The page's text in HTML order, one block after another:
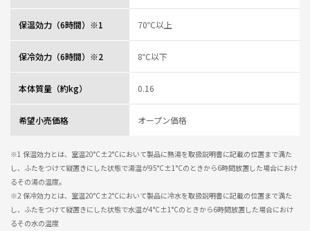
レビュー一覧
保温効力（6時間）※1 70℃以上
保冷効力（6時間）※2 8℃以下
本体質量（約kg） 0.16
希望小売価格 オープン価格
※1 保温効力とは、室温20°C±2°Cにおいて製品に熱湯を取扱説明書に記載の位置まで満た
し、ふたをつけて縦置きにした状態で湯温が95°C±1°Cのときから6時間放置した場合におけ
るその湯の温度。
※2 保冷効力とは、室温20°C±2°Cにおいて製品に冷水を取扱説明書に記載の位置まで満た
し、ふたをつけて縦置きにした状態で水温が4°C±1°Cのときから6時間放置した場合におけ
るその水の温度